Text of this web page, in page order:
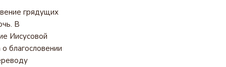
грядущих
В
Иисусовой
благословении